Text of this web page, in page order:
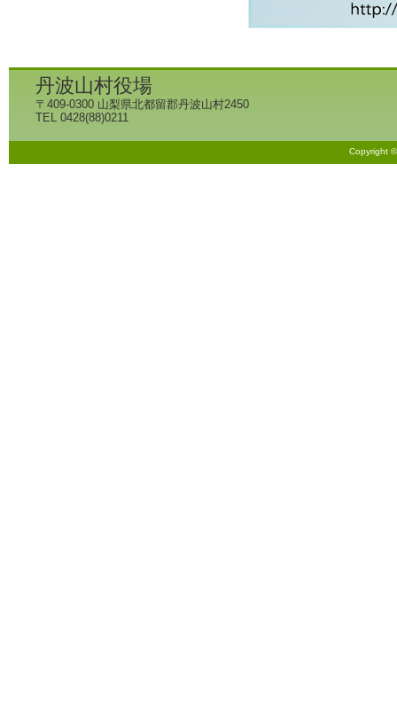
丹波山村役場
〒409-0300 山梨県北都留郡丹波山村2450
TEL 0428(88)0211
Copyright